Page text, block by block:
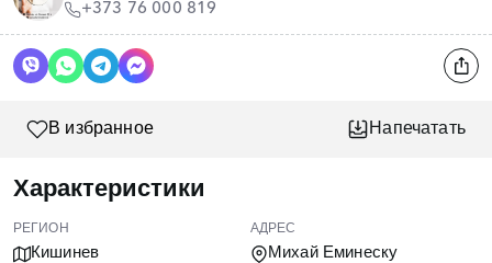
+373 76 000 819
В избранное Напечатать
Характеристики
РЕГИОН
Кишинев
АДРЕС
Михай Еминеску